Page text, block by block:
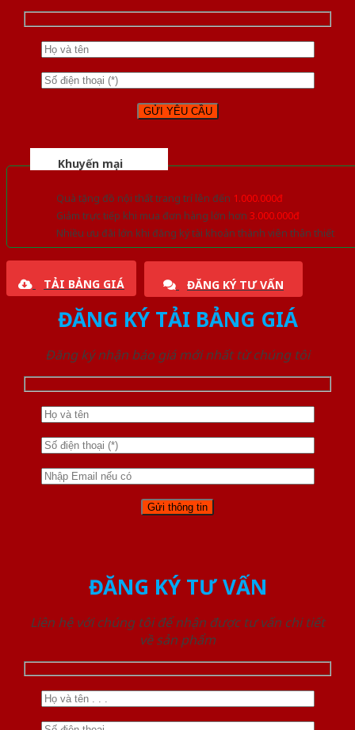
Khuyến mại
Quà tặng đồ nội thất trang trí lên đến 1.000.000đ
Giảm trực tiếp khi mua đơn hàng lớn hơn 3.000.000đ
Nhiều ưu đãi lớn khi đăng ký tài khoản thành viên thân thiết
TẢI BẢNG GIÁ ĐĂNG KÝ TƯ VẤN
ĐĂNG KÝ TẢI BẢNG GIÁ
Đăng ký nhận báo giá mới nhất từ chúng tôi
ĐĂNG KÝ TƯ VẤN
Liên hệ với chúng tôi để nhận được tư vấn chi tiết
về sản phẩm